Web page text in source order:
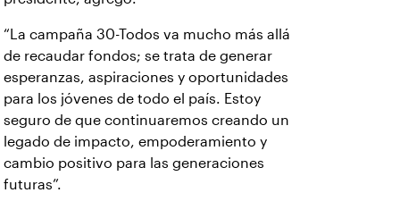
“La campaña 30-Todos va mucho más allá
de recaudar fondos; se trata de generar
esperanzas, aspiraciones y oportunidades
para los jóvenes de todo el país. Estoy
seguro de que continuaremos creando un
legado de impacto, empoderamiento y
cambio positivo para las generaciones
futuras”.